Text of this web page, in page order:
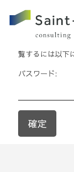
このコンテン
覧するには以下
パスワード:
。。。。。。